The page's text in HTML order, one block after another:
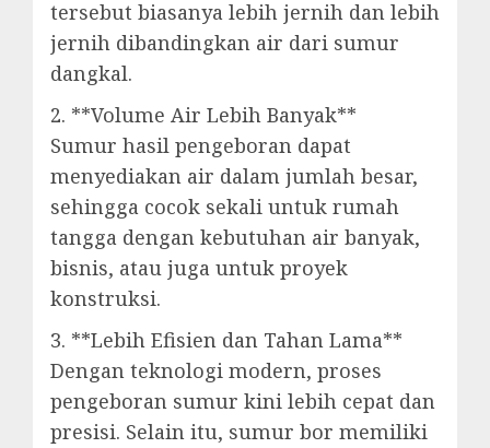
tersebut biasanya lebih jernih dan lebih
jernih dibandingkan air dari sumur
dangkal.
2. **Volume Air Lebih Banyak**
Sumur hasil pengeboran dapat
menyediakan air dalam jumlah besar,
sehingga cocok sekali untuk rumah
tangga dengan kebutuhan air banyak,
bisnis, atau juga untuk proyek
konstruksi.
3. **Lebih Efisien dan Tahan Lama**
Dengan teknologi modern, proses
pengeboran sumur kini lebih cepat dan
presisi. Selain itu, sumur bor memiliki